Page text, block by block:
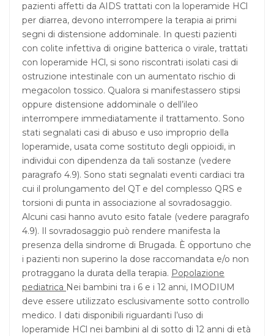
pazienti affetti da AIDS trattati con la loperamide HCl
per diarrea, devono interrompere la terapia ai primi
segni di distensione addominale. In questi pazienti
con colite infettiva di origine batterica o virale, trattati
con loperamide HCl, si sono riscontrati isolati casi di
ostruzione intestinale con un aumentato rischio di
megacolon tossico. Qualora si manifestassero stipsi
oppure distensione addominale o dell’ileo
interrompere immediatamente il trattamento. Sono
stati segnalati casi di abuso e uso improprio della
loperamide, usata come sostituto degli oppioidi, in
individui con dipendenza da tali sostanze (vedere
paragrafo 4.9). Sono stati segnalati eventi cardiaci tra
cui il prolungamento del QT e del complesso QRS e
torsioni di punta in associazione al sovradosaggio.
Alcuni casi hanno avuto esito fatale (vedere paragrafo
4.9). Il sovradosaggio può rendere manifesta la
presenza della sindrome di Brugada. È opportuno che
i pazienti non superino la dose raccomandata e/o non
protraggano la durata della terapia. Popolazione
pediatrica Nei bambini tra i 6 e i 12 anni, IMODIUM
deve essere utilizzato esclusivamente sotto controllo
medico. I dati disponibili riguardanti l’uso di
loperamide HCl nei bambini al di sotto di 12 anni di età